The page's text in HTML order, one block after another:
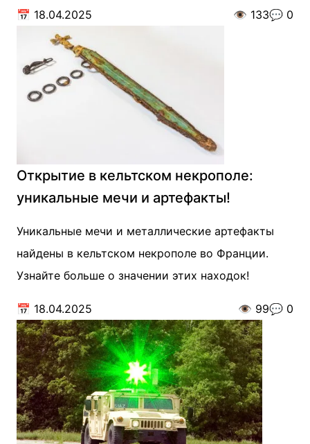
📅 18.04.2025 👁️ 133💬 0
Открытие в кельтском некрополе:
уникальные мечи и артефакты!
Уникальные мечи и металлические артефакты
найдены в кельтском некрополе во Франции.
Узнайте больше о значении этих находок!
📅 18.04.2025 👁️ 99💬 0